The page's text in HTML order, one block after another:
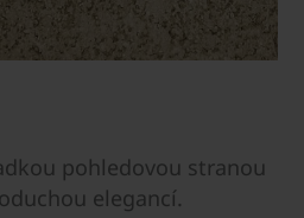
pohledovou stranou
elegancí.